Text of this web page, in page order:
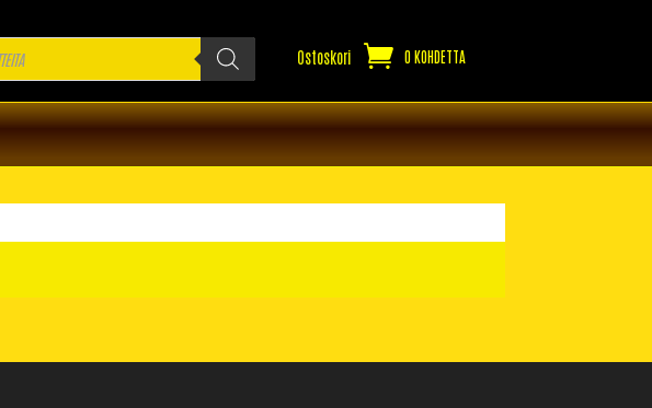
Ostoskori 0 KOHDETTA